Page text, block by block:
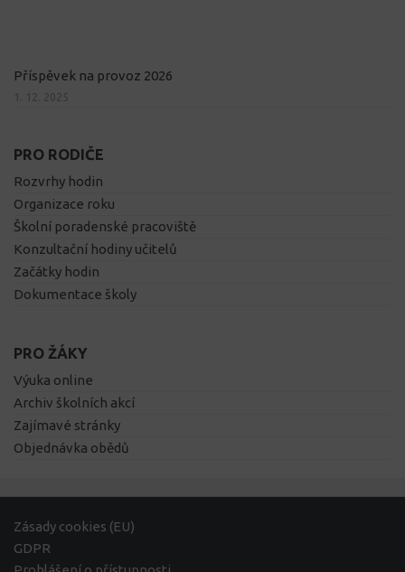
Příspěvek na provoz 2026
1. 12. 2025
PRO RODIČE
Rozvrhy hodin
Organizace roku
Školní poradenské pracoviště
Konzultační hodiny učitelů
Začátky hodin
Dokumentace školy
PRO ŽÁKY
Výuka online
Archiv školních akcí
Zajímavé stránky
Objednávka obědů
Zásady cookies (EU)
GDPR